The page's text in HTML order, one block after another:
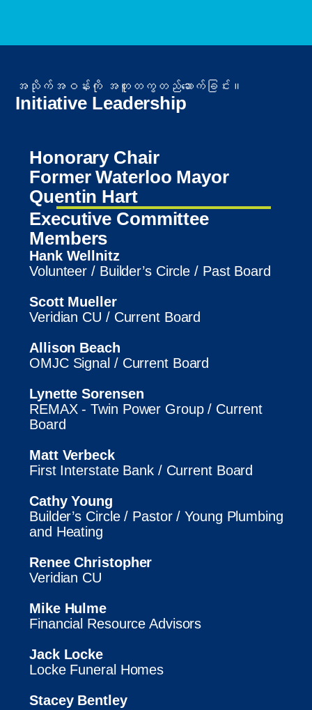
အသိုက်အဝန်းကို အတူတကွတည်ဆောက်ခြင်း။
Initiative Leadership
Honorary Chair
Former Waterloo Mayor
Quentin Hart
Executive Committee
Members
Hank Wellnitz
Volunteer / Builder’s Circle / Past Board
Scott Mueller
Veridian CU / Current Board
Allison Beach
OMJC Signal / Current Board
Lynette Sorensen
REMAX - Twin Power Group / Current
Board
Matt Verbeck
First Interstate Bank / Current Board
Cathy Young
Builder’s Circle / Pastor / Young Plumbing
and Heating
Renee Christopher
Veridian CU
Mike Hulme
Financial Resource Advisors
Jack Locke
Locke Funeral Homes
Stacey Bentley